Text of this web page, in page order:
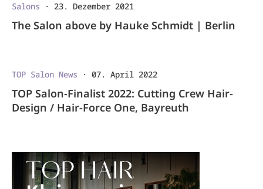
Salons · 23. Dezember 2021
The Salon above by Hauke Schmidt | Berlin
TOP Salon News · 07. April 2022
TOP Salon-Finalist 2022: Cutting Crew Hair-
Design / Hair-Force One, Bayreuth